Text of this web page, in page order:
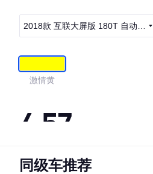
2018款 互联大屏版 180T 自动劲
激情黄
4.57
·外观表现较为优秀，优于69%同级车
同级车推荐